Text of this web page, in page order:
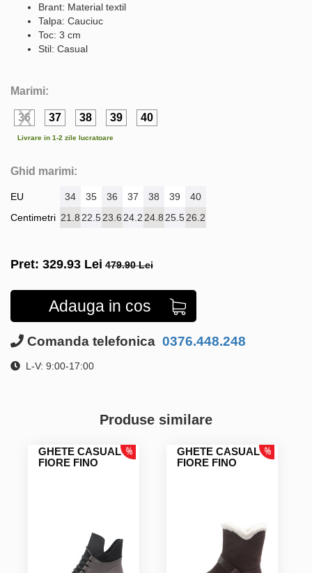
Brant: Material textil
Talpa: Cauciuc
Toc: 3 cm
Stil: Casual
Marimi:
36 37 38 39 40
Livrare in 1-2 zile lucratoare
Ghid marimi:
EU
Centimetri
34 35 36 37 38 39
40
21.8 22.523.6 24.2 24.8 25.526.2
Pret: 329.93 Lei 479.90 Lei
Adauga in cos
Comanda telefonica 0376.448.248
L-V: 9:00-17:00
Produse similare
GHETE CASUAL
FIORE FINO
GHETE CASUAL
FIORE FINO